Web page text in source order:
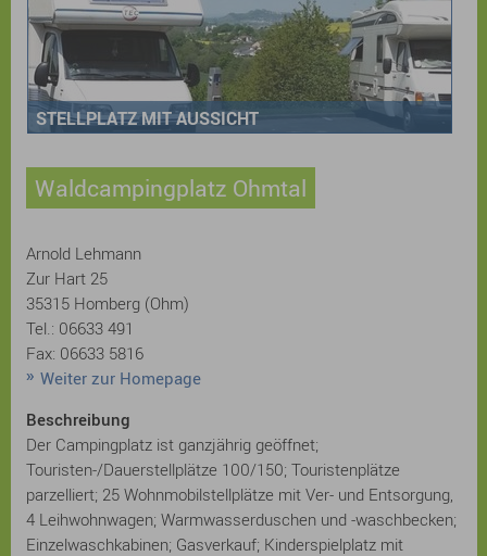
STELLPLATZ MIT AUSSICHT
Waldcampingplatz Ohmtal
Arnold Lehmann
Zur Hart 25
35315 Homberg (Ohm)
Tel.: 06633 491
Fax: 06633 5816
Weiter zur Homepage
Beschreibung
Der Campingplatz ist ganzjährig geöffnet;
Touristen-/Dauerstellplätze 100/150; Touristenplätze
parzelliert; 25 Wohnmobilstellplätze mit Ver- und Entsorgung,
4 Leihwohnwagen; Warmwasserduschen und -waschbecken;
Einzelwaschkabinen; Gasverkauf; Kinderspielplatz mit